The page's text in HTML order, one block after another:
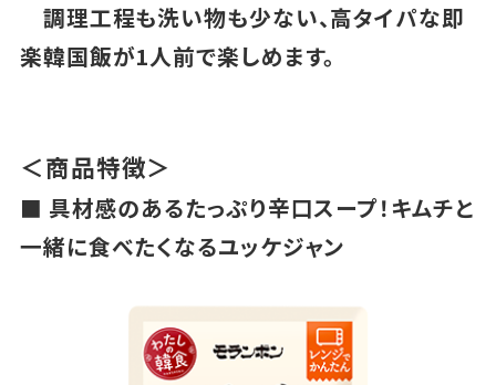
調理工程も洗い物も少ない、高タイパな即
楽韓国飯が1人前で楽しめます。
＜商品特徴＞
■ 具材感のあるたっぷり辛口スープ！キムチと
一緒に食べたくなるユッケジャン